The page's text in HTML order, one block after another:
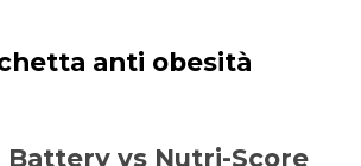
anti obesità
vs Nutri-Score